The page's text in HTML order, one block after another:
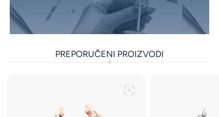
PREPORUČENI PROIZVODI